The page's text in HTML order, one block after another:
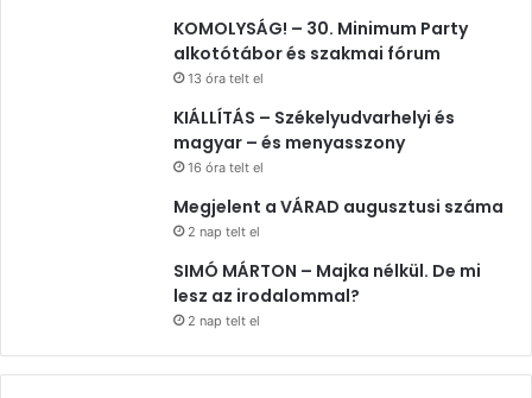
KOMOLYSÁG! – 30. Minimum Party
alkotótábor és szakmai fórum
13 óra telt el
KIÁLLÍTÁS – Székelyudvarhelyi és
magyar – és menyasszony
16 óra telt el
Megjelent a VÁRAD augusztusi száma
2 nap telt el
SIMÓ MÁRTON – Majka nélkül. De mi
lesz az irodalommal?
2 nap telt el